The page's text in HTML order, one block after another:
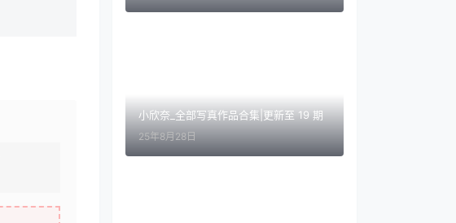
小欣奈_全部写真作品合集|更新至 19 期
25年8月28日